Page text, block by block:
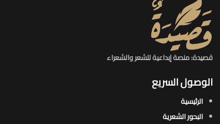
قصيدة: منصة إبداعية للشعر والشعراء
الوصول السريع
الرئيسية
البحور الشعرية​